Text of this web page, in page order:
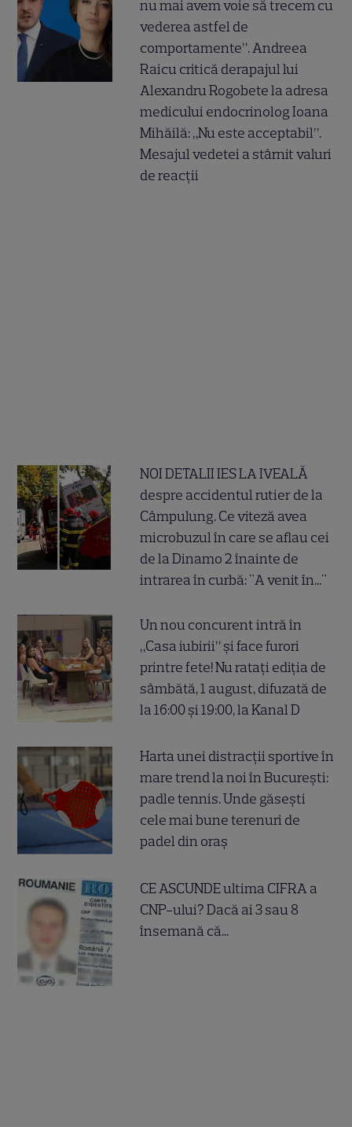
nu mai avem voie să trecem cu
vederea astfel de
comportamente”. Andreea
Raicu critică derapajul lui
Alexandru Rogobete la adresa
medicului endocrinolog Ioana
Mihăilă: „Nu este acceptabil”.
Mesajul vedetei a stârnit valuri
de reacții
NOI DETALII IES LA IVEALĂ
despre accidentul rutier de la
Câmpulung. Ce viteză avea
microbuzul în care se aflau cei
de la Dinamo 2 înainte de
intrarea în curbă: "A venit în..."
Un nou concurent intră în
„Casa iubirii” și face furori
printre fete! Nu ratați ediția de
sâmbătă, 1 august, difuzată de
la 16:00 și 19:00, la Kanal D
Harta unei distracții sportive în
mare trend la noi în București:
padle tennis. Unde găsești
cele mai bune terenuri de
padel din oraș
CE ASCUNDE ultima CIFRA a
CNP-ului? Dacă ai 3 sau 8
însemană că...